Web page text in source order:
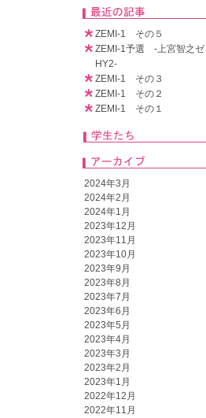
ZEMI-1 その５
ZEMI-1予選 -上宮智之ゼ
HY2-
ZEMI-1 その３
ZEMI-1 その２
ZEMI-1 その１
2024年3月
2024年2月
2024年1月
2023年12月
2023年11月
2023年10月
2023年9月
2023年8月
2023年7月
2023年6月
2023年5月
2023年4月
2023年3月
2023年2月
2023年1月
2022年12月
2022年11月